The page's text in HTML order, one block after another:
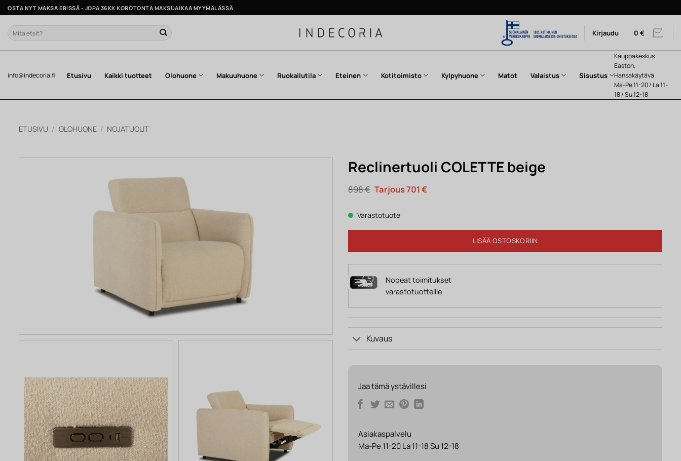
Skip
to
content
OSTA NYT MAKSA ERISSÄ - JOPA 36KK KOROTONTA MAKSUAIKAA MYYMÄLÄSSÄ
Etsi: Kirjaudu 0 €
info@indecoria.fi Etusivu Kaikki tuotteet Olohuone Makuuhuone Ruokailutila Eteinen Kotitoimisto Kylpyhuone Matot Valaistus Sisustus
Kauppakeskus
Easton,
Hansakäytävä
Ma-Pe 11-20 / La 11-
18 / Su 12-18
ETUSIVU / OLOHUONE / NOJATUOLIT
Reclinertuoli COLETTE beige
898€ Alkuperäinen
hinta
898 €.
701€Nykyinen
Varastotuote
LISÄÄ OSTOSKORIIN
Nopeat toimitukset
varastotuotteille
Kuvaus
Jaa tämä ystävillesi
Asiakaspalvelu
Ma-Pe 11-20 La 11-18 Su 12-18